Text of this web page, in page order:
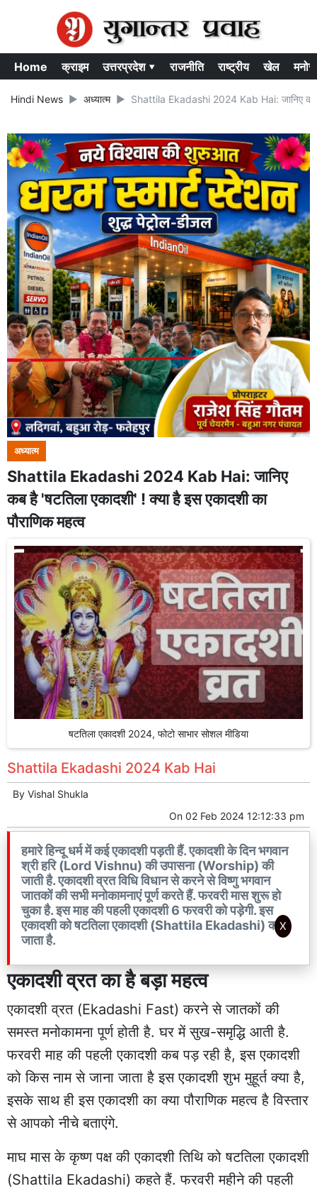
Home क्राइम उत्तरप्रदेश ▾ राजनीति राष्ट्रीय खेल
Hindi News अध्यात्म Shattila Ekadashi 2024 Kab Hai: जानिए कब है
अध्यात्म
Shattila Ekadashi 2024 Kab Hai: जानिए
कब है 'षटतिला एकादशी' ! क्या है इस एकादशी का
पौराणिक महत्व
षटतिला एकादशी 2024, फोटो साभार सोशल मीडिया
Shattila Ekadashi 2024 Kab Hai
By Vishal Shukla
On 02 Feb 2024 12:12:33 pm
हमारे हिन्दू धर्म में कई एकादशी पड़ती हैं. एकादशी के दिन भगवान
श्री हरि (Lord Vishnu) की उपासना (Worship) की
जाती है. एकादशी व्रत विधि विधान से करने से विष्णु भगवान
जातकों की सभी मनोकामनाएं पूर्ण करते हैं. फरवरी मास शुरू हो
चुका है. इस माह की पहली एकादशी 6 फरवरी को पड़ेगी. इस
एकादशी को षटतिला एकादशी (Shattila Ekadashi) कहा
जाता है.
एकादशी व्रत का है बड़ा महत्व
एकादशी व्रत (Ekadashi Fast) करने से जातकों की
समस्त मनोकामना पूर्ण होती है. घर में सुख-समृद्धि आती है.
फरवरी माह की पहली एकादशी कब पड़ रही है, इस एकादशी
को किस नाम से जाना जाता है इस एकादशी शुभ मुहूर्त क्या है,
इसके साथ ही इस एकादशी का क्या पौराणिक महत्व है विस्तार
से आपको नीचे बताएंगे.
माघ मास के कृष्ण पक्ष की एकादशी तिथि को षटतिला एकादशी
(Shattila Ekadashi) कहते हैं. फरवरी महीने की पहली
X